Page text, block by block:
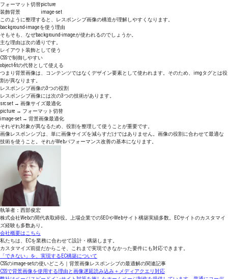
フォーマット切替picture
装飾背景
image-set
このように整理すると、レスポンシブ画像の構造が理解しやすくなります。
background-imageを使う理由
そもそも、なぜbackground-imageが使われるのでしょうか。
主な理由は次の通りです。
レイアウト装飾として使う
CSSで制御しやすい
object-fitの代替として使える
つまり背景画像は、コンテンツではなくデザイン要素として使われます。そのため、imgタグとは役
割が異なります。
レスポンシブ画像の3つの役割
レスポンシブ画像には次の3つの技術があります。
srcset → 画像サイズ最適化
picture → フォーマット切替
image-set → 背景画像最適化
それぞれ対象が異なるため、役割を整理して使うことが重要です。
画像レスポンシブは、単に画像サイズを減らすだけではありません。画像の役割に合わせて最適な
技術を使うこと。それがWebパフォーマンス改善の基本になります。
執筆者：西部俊宏
株式会社Webの間代表取締役。上場企業でのSEOやWebサイト構築実績多数。ECサイトのカスタマイ
ズ経験も多数あり。
会社概要はこちら
私たちは、ECを業務に合わせて設計・構築します。
カスタマイズ前提だからこそ、これまで実現できなかった要件にも対応できます。
「できない」を、実現するEC構築について
CSSのimage-setの使いどころ｜背景画像レスポンシブの最適解の関連記事
CSSで背景画像を使用する理由と画像遅延読み込み＋メディアクエリ対応